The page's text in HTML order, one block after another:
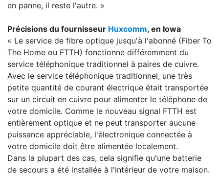
en panne, il reste l'autre. »
Précisions du fournisseur Huxcomm, en Iowa
« Le service de fibre optique jusqu'à l'abonné (Fiber To
The Home ou FTTH) fonctionne différemment du
service téléphonique traditionnel à paires de cuivre.
Avec le service téléphonique traditionnel, une très
petite quantité de courant électrique était transportée
sur un circuit en cuivre pour alimenter le téléphone de
votre domicile. Comme le nouveau signal FTTH est
entièrement optique et ne peut transporter aucune
puissance appréciable, l'électronique connectée à
votre domicile doit être alimentée localement.
Dans la plupart des cas, cela signifie qu'une batterie
de secours a été installée à l'intérieur de votre maison.